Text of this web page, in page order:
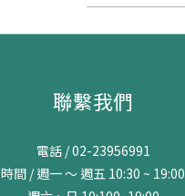
聯繫我們
電話 / 02-23956991
時間 / 週一 ～ 週五 10:30 ~ 19:00